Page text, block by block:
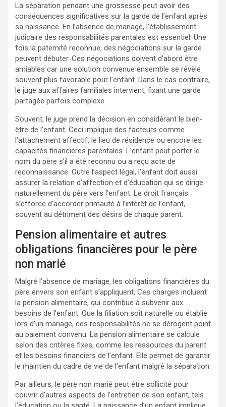
La séparation pendant une grossesse peut avoir des
conséquences significatives sur la garde de l’enfant après
sa naissance. En l’absence de mariage, l’établissement
judicaire des responsabilités parentales est essentiel. Une
fois la paternité reconnue, des négociations sur la garde
peuvent débuter. Ces négociations doivent d’abord être
amiables car une solution convenue ensemble se révèle
souvent plus favorable pour l’enfant. Dans le cas contraire,
le juge aux affaires familiales intervient, fixant une garde
partagée parfois complexe.
Souvent, le juge prend la décision en considérant le bien-
être de l’enfant. Ceci implique des facteurs comme
l’attachement affectif, le lieu de résidence ou encore les
capacités financières parentales. L’enfant peut porter le
nom du père s’il a été reconnu ou a reçu acte de
reconnaissance. Outre l’aspect légal, l’enfant doit aussi
assurer la relation d’affection et d’éducation qui se dirige
naturellement du père vers l’enfant. Le droit français
s’efforce d’accorder primauté à l’intérêt de l’enfant,
souvent au détriment des désirs de chaque parent.
Pension alimentaire et autres
obligations financières pour le père
non marié
Malgré l’absence de mariage, les obligations financières du
père envers son enfant s’appliquent. Ces charges incluent
la pension alimentaire, qui contribue à subvenir aux
besoins de l’enfant. Que la filiation soit naturelle ou établie
lors d’un mariage, ces responsabilités ne se dérogent point
au paiement convenu. La pension alimentaire se calcule
selon des critères fixes, comme les ressources du parent
et les besoins financiers de l’enfant. Elle permet de garantir
le maintien du cadre de vie de l’enfant malgré la séparation.
Par ailleurs, le père non marié peut être sollicité pour
couvrir d’autres aspects de l’entretien de son enfant, tels